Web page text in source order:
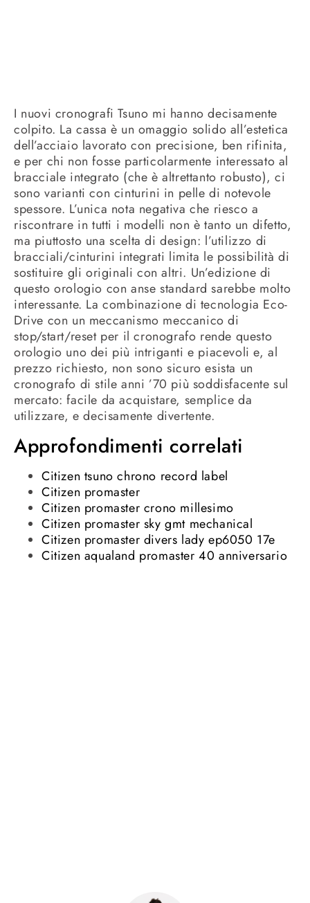
I nuovi cronografi Tsuno mi hanno decisamente
colpito. La cassa è un omaggio solido all’estetica
dell’acciaio lavorato con precisione, ben rifinita,
e per chi non fosse particolarmente interessato al
bracciale integrato (che è altrettanto robusto), ci
sono varianti con cinturini in pelle di notevole
spessore. L’unica nota negativa che riesco a
riscontrare in tutti i modelli non è tanto un difetto,
ma piuttosto una scelta di design: l’utilizzo di
bracciali/cinturini integrati limita le possibilità di
sostituire gli originali con altri. Un’edizione di
questo orologio con anse standard sarebbe molto
interessante. La combinazione di tecnologia Eco-
Drive con un meccanismo meccanico di
stop/start/reset per il cronografo rende questo
orologio uno dei più intriganti e piacevoli e, al
prezzo richiesto, non sono sicuro esista un
cronografo di stile anni ’70 più soddisfacente sul
mercato: facile da acquistare, semplice da
utilizzare, e decisamente divertente.
Approfondimenti correlati
Citizen tsuno chrono record label
Citizen promaster
Citizen promaster crono millesimo
Citizen promaster sky gmt mechanical
Citizen promaster divers lady ep6050 17e
Citizen aqualand promaster 40 anniversario